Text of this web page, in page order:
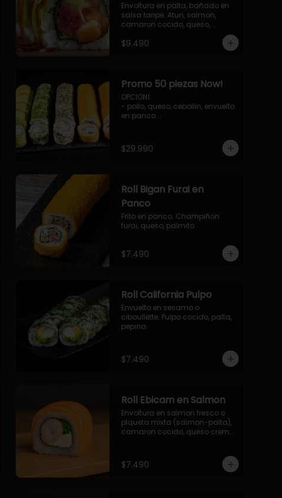
Envoltura en palta, bañado en
salsa taripe. Atun, salmon,
camaron cocido, queso,
$9.490
Promo 50 piezas Now!
OPCION1:
- pollo, queso, cebollin, envuelto
en panco.
- palmito, pepino, queso,
envuelto en palta.
OPCION2:
- pollo, queso, cebollin, envuelto
en panco.
- camaron, queso, cebollin,
envuelto en panco.
- salmon, queso, palta, envuelto
$29.990
Roll Bigan Furai en
Panco
Frito en panco. Champiñon
furai, queso, palmito.
$7.490
Roll California Pulpo
Envuelto en sesamo o
ciboullette. Pulpo cocido, palta,
pepino.
$7.490
Roll Ebicam en Salmon
Envoltura en salmon fresco o
plqueta mixta (salmon-palta),
camaron cocido, queso crema,
$7.490